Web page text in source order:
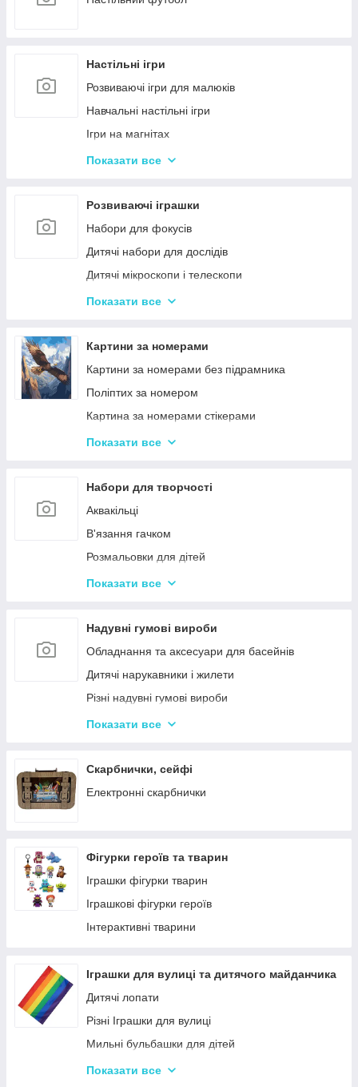
Настільні ігри
Розвиваючі ігри для малюків
Навчальні настільні ігри
Ігри на магнітах
Ігри-бродилки
Крокодил
Аліас Або Скажи Інакше
Гра Хто Я?
Вікторина
Твістер
Ігри типу Дженга
Ігри-головоломки
Дитяче Лото і Доміно
Гра Морський Бій
Різні Настільні ігри
Монополія - настільна гра
Мафія
Шахи і Шашки
Набори для гри в покер
Показати все
Розвиваючі іграшки
Набори для фокусів
Дитячі набори для дослідів
Дитячі мікроскопи і телескопи
Розвиваючі Магніти для дітей
Дитячі ноутбуки, планшети
Інтерактивні розмовляючі плакати
Спіннери
Показати все
Картини за номерами
Картини за номерами без підрамника
Поліптих за номером
Картина за номерами стікерами
Алмазна Мозаїка за номерами
Стандартні картини за номерами
Розпис по полотну
Полотна з Підрамником
Алмазна мозаїка для дітей
Показати все
Набори для творчості
Аквакільці
В'язання гачком
Розмальовки для дітей
Акрилові фарби
Гравюра для дітей
Кінетичний пісок
Дитячий Пластилін
Декупаж
Крейда для Малювання
Рукоділля
Валіза для малювання
Показати все
Надувні гумові вироби
Обладнання та аксесуари для басейнів
Дитячі нарукавники і жилети
Різні надувні гумові вироби
Насоси для матрасів та гумових виробів
Надувні матраци
Дитячі надувні басейни
Показати все
Скарбнички, сейфі
Електронні скарбнички
Фігурки героїв та тварин
Іграшки фігурки тварин
Іграшкові фігурки героїв
Інтерактивні тварини
Іграшки для вулиці та дитячого майданчика
Дитячі лопати
Різні Іграшки для вулиці
Мильні бульбашки для дітей
Гойдалки для дітей
Показати все